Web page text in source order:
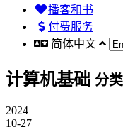
播客和书
付费服务
简体中文
计算机基础 分类
2024
10-27